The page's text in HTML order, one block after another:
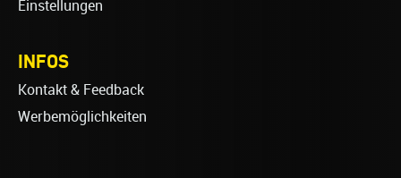
Einstellungen
INFOS
Kontakt & Feedback
Werbemöglichkeiten